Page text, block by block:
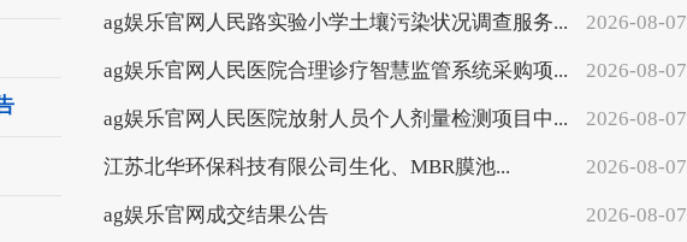
ag娱乐官网人民路实验小学土壤污染状况调查服务... 2026-08-07
ag娱乐官网人民医院合理诊疗智慧监管系统采购项... 2026-08-07
ag娱乐官网人民医院放射人员个人剂量检测项目中... 2026-08-07
江苏北华环保科技有限公司生化、MBR膜池... 2026-08-07
ag娱乐官网成交结果公告 2026-08-07